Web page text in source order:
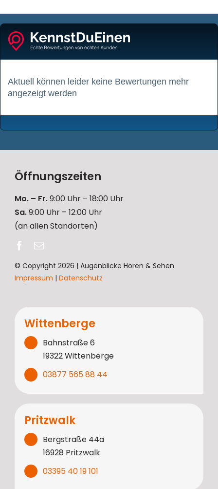
Aktuell können leider keine Bewertungen mehr
angezeigt werden
Öffnungszeiten
Mo. – Fr.9:00 Uhr – 18:00 Uhr
Sa.9:00 Uhr – 12:00 Uhr
(an allen Standorten)
© Copyright 2026 | Augenblicke Hören & Sehen
Impressum | Datenschutz
Wittenberge
Bahnstraße 6
19322 Wittenberge
03877 565 88 44
Pritzwalk
Bergstraße 44a
16928 Pritzwalk
03395 40 19 101